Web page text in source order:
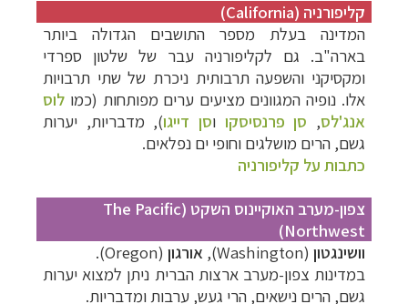
קליפורניה (California)
המדינה בעלת מספר התושבים הגדולה ביותר
בארה"ב. גם לקליפורניה עבר של שלטון ספרדי
ומקסיקני והשפעה תרבותית ניכרת של שתי תרבויות
אלו. נופיה המגוונים מציעים ערים מפותחות (כמו לוס
אנג'לס, סן פרנסיסקו וסן דייגו), מדבריות, יערות
גשם, הרים מושלגים וחופי ים נפלאים.
כתבות על קליפורניה
צפון-מערב האוקיינוס השקט (The Pacific
Northwest)
וושינגטון (
Washington
), אורגון (
Oregon
).
במדינות צפון-מערב ארצות הברית ניתן למצוא יערות
גשם, הרים נישאים, הרי געש, ערבות ומדבריות.